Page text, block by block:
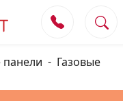
Газовые